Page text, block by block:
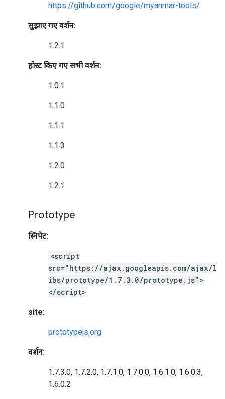
https://github.com/google/myanmar-tools/
सुझाए गए वर्शन:
1.2.1
होस्ट किए गए सभी वर्शन:
1.0.1
1.1.0
1.1.1
1.1.3
1.2.0
1.2.1
Prototype
स्निपेट:
<script
src="https://ajax.googleapis.com/ajax/l
ibs/prototype/1.7.3.0/prototype.js">
</script>
site:
prototypejs.org
वर्शन:
1.7.3.0, 1.7.2.0, 1.7.1.0, 1.7.0.0, 1.6.1.0, 1.6.0.3,
1.6.0.2